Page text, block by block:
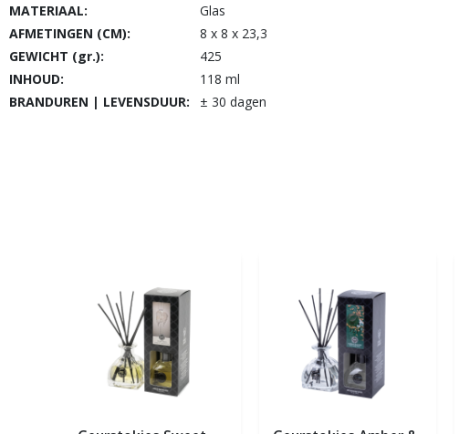
MATERIAAL:
Glas
AFMETINGEN (CM):
8 x 8 x 23,3
GEWICHT (gr.):
425
INHOUD:
118 ml
BRANDUREN | LEVENSDUUR:
± 30 dagen